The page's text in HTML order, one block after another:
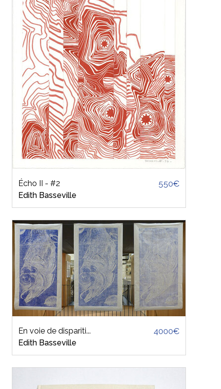
Écho II - #2
Edith Basseville
550€
En voie de dispariti...
Edith Basseville
4000€